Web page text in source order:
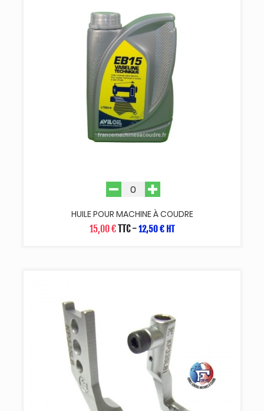
HUILE POUR MACHINE À COUDRE
15,00 €TTC-12,50 € HT